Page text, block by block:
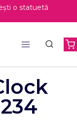
o statuetă
234